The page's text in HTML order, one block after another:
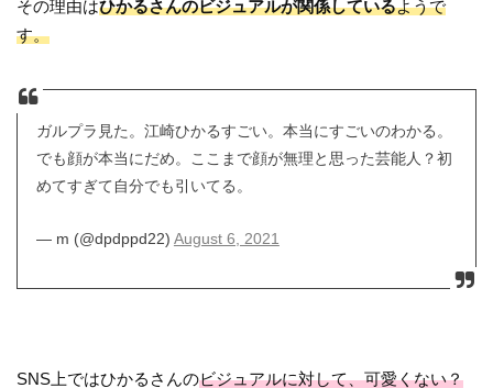
その理由はひかるさんのビジュアルが関係しているようで
す。
ガルプラ見た。江崎ひかるすごい。本当にすごいのわかる。
でも顔が本当にだめ。ここまで顔が無理と思った芸能人？初
めてすぎて自分でも引いてる。
— m (@dpdppd22) August 6, 2021
SNS上ではひかるさんのビジュアルに対して、可愛くない？